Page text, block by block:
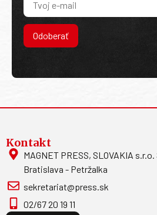
Odoberať
Kontakt
MAGNET PRESS, SLOVAKIA
Bratislava - Petržalka
sekretariat@press.sk
02/67 20 19 11